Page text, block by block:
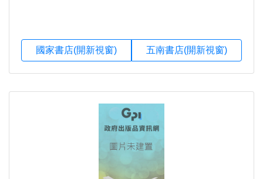
國家書店(開新視窗) 五南書店(開新視窗)